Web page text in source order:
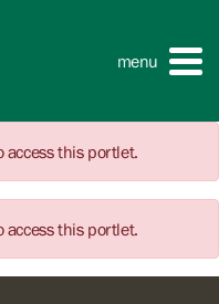
menu
access this portlet.
access this portlet.